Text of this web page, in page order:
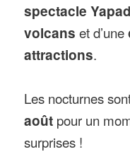
spectacle
volcans et d’une
attractions.
Les nocturnes
août pour un
surprises !